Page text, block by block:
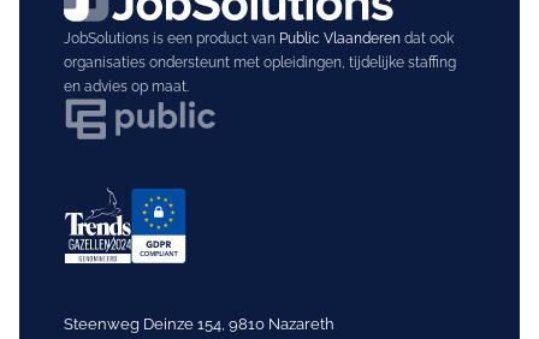
JobSolutions is een product van Public Vlaanderendat ook
organisaties ondersteunt met opleidingen, tijdelijke staffing
en advies op maat.
Steenweg Deinze 154, 9810 Nazareth